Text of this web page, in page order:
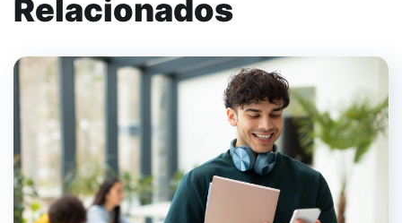
Relacionados